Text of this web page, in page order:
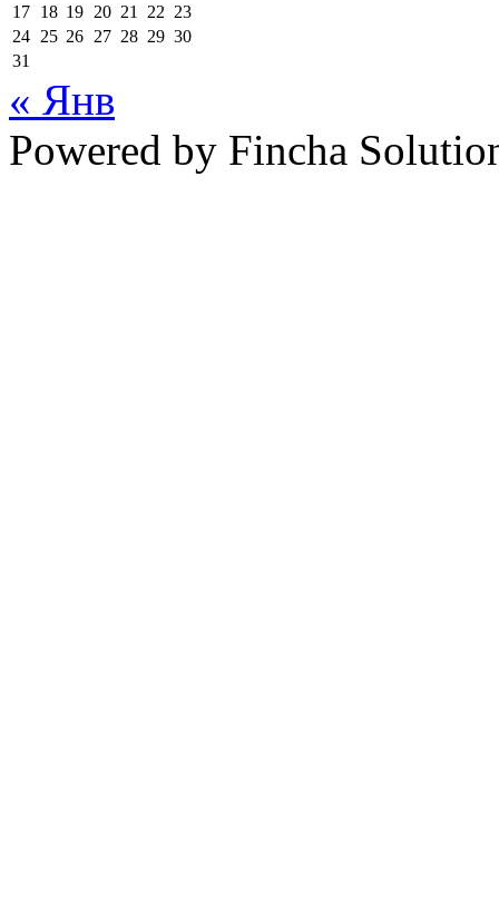
17 18 19 20 21 22 23
24 25 26 27 28 29 30
31
« Янв
Powered by Fincha